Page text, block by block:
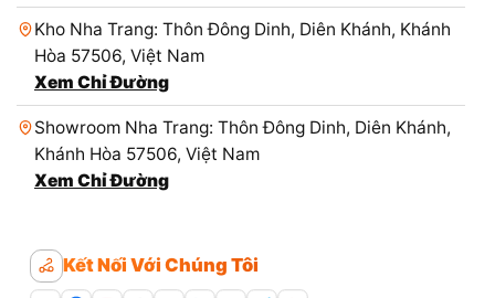
Kho Nha Trang: Thôn Đông Dinh, Diên Khánh, Khánh
Hòa 57506, Việt Nam
Xem Chỉ Đường
Showroom Nha Trang: Thôn Đông Dinh, Diên Khánh,
Khánh Hòa 57506, Việt Nam
Xem Chỉ Đường
Kết Nối Với Chúng Tôi